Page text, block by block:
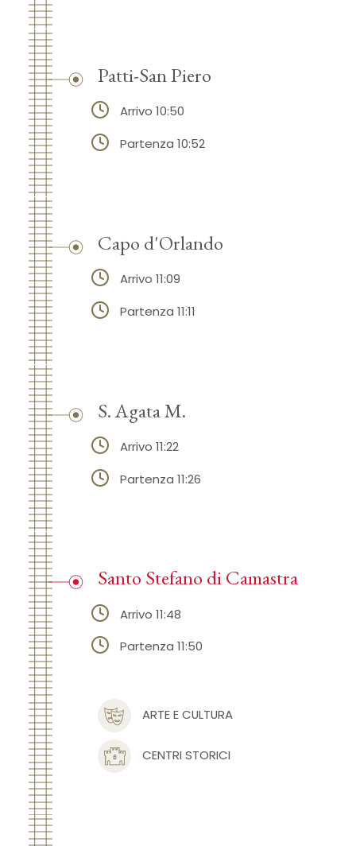
Patti-San Piero
Arrivo 10:50
Partenza 10:52
Capo d'Orlando
Arrivo 11:09
Partenza 11:11
S. Agata M.
Arrivo 11:22
Partenza 11:26
ARTE E CULTURA
CENTRI STORICI
Santo Stefano di Camastra
Arrivo 11:48
Partenza 11:50